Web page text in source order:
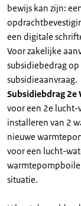
bewijs kan zijn:
een digitale
Voor zakelijke
subsidiebedrag
subsidieaanvraag.
Subsidiebdrag 2e
voor een 2e
installeren van 2
nieuwe
voor een lucht-
situatie.